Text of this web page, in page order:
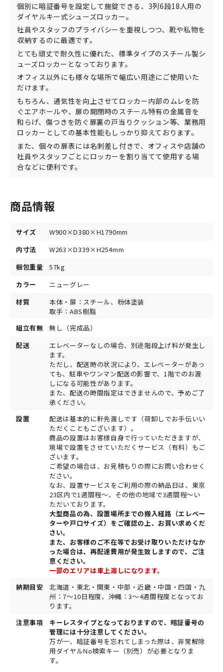
個別に暗証番号を設定して施錠できる、3列6段18人用の
ダイヤルキー式シューズロッカー。
社員やスタッフのプライバシーを重視しつつ、靴や私物を
収納するのに最適です。
とても頑丈で耐久性に優れた、標準タイプのスチール製シ
ューズロッカーとなっております。
オフィス以外にも様々な場所で幅広い用途にご使用いた
だけます。
もちろん、通気性を向上させてロッカー内部のムレを防
ぐエアホールや、扉の開閉時のスチール特有の金属音を
和らげ、傷つきを防ぐ扉裏の戸当りクッション等、業務用
ロッカーとしての基本性能もしっかり抑えております。
また、個々の扉表には名刺差し付きで、オフィスや店舗の
社員やスタッフごとにロッカーを割り当てて使用する場
合などに便利です。
商品情報
サイズ
W900×D380×H1790mm
内寸法
W263×D339×H254mm
梱包重量
57kg
カラー
ニューグレー
材質
本体・扉：スチール、粉体塗装
取手：ABS樹脂
組立有無
無し（完成品）
配送
エレベーターなしの場合、別途階段上げ料が発生し
ます。
ただし、配送時の状況により、エレベーターがあっ
ても、駐車やワンマン配送の影響で、1階でのお渡
しになる可能性があります。
また、配送の時間指定はできませんので、予めご了
承ください。
設置
配送は基本的に軒先渡しです（荷卸しでお手伝いい
ただくこともございます）。
商品の設置はお客様自身で行っていただきますが、
現場で設置をさせていただくサービス（有料）もご
ざいます。
ご希望の場合は、お見積もりの際にお問い合わせく
ださい。
なお、設置サービスをご利用の際の納品日は、東京
23区内で1週間程～、その他の地域で3週間程～い
ただいております。
大型商品の為、設置場所までの搬入経路（エレベー
ターや戸口サイズ）をご確認の上、お買い求めくだ
さい。
また、お客様のご不在等でお受け取りいただけなか
った場合は、再配達費用が発生致しますので、ご注
意ください。
一部のエリアは車上渡しになります。
納期目安
北海道・東北・関東・中部・近畿・中国・四国・九
州：7～10日程度、沖縄：3～4週間程度となってお
ります。
注意事項
キーレスタイプとなっておりますので、暗証番号の
管理には十分注意してください。
万が一、暗証番号を忘れてしまった際は、非常解除
用ダイヤルNo検索キー（別売）が必要となりま
す。